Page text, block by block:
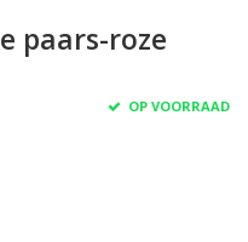
paars-roze
OP VOORRAAD